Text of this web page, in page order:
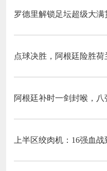
罗德里解锁足坛超级大
点球决胜，阿根廷险胜荷
阿根廷补时一剑封喉，
上半区绞肉机：16强血